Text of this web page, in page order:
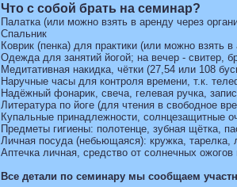
Что с собой брать на семинар?
Палатка (или можно взять в аренду через
Спальник
Коврик (пенка) для практики (или можно взять в
Одежда для занятий йогой; на вечер - свитер,
Медитативная накидка, чётки (27,54 или 108
Наручные часы для контроля времени, т.к.
Надёжный фонарик, свеча, гелевая ручка,
Литература по йоге (для чтения в свободное
Купальные принадлежности, солнцезащитные
Предметы гигиены: полотенце, зубная щётка,
Личная посуда (небьющаяся): кружка, тарелка,
Аптечка личная, средство от солнечных
Все детали по семинару мы сообщаем